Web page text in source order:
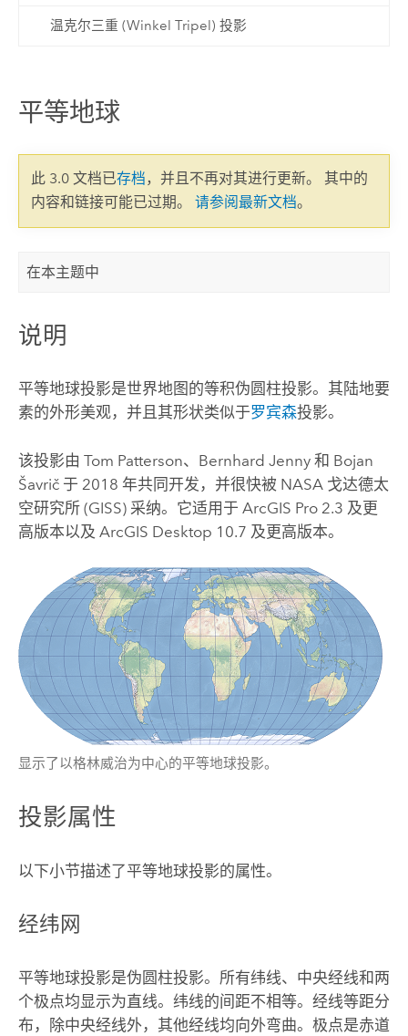
温克尔三重 (Winkel Tripel) 投影
平等地球
此 3.0 文档已存档，并且不再对其进行更新。 其中的
内容和链接可能已过期。 请参阅最新文档。
在本主题中
说明
平等地球投影是世界地图的等积伪圆柱投影。其陆地要
素的外形美观，并且其形状类似于罗宾森投影。
该投影由 Tom Patterson、Bernhard Jenny 和 Bojan
Šavrič 于 2018 年共同开发，并很快被 NASA 戈达德太
空研究所 (GISS) 采纳。它适用于 ArcGIS Pro2.3 及更
高版本以及 ArcGIS Desktop 10.7 及更高版本。
显示了以格林威治为中心的平等地球投影。
投影属性
以下小节描述了平等地球投影的属性。
经纬网
平等地球投影是伪圆柱投影。所有纬线、中央经线和两
个极点均显示为直线。纬线的间距不相等。经线等距分
布，除中央经线外，其他经线均向外弯曲。极点是赤道